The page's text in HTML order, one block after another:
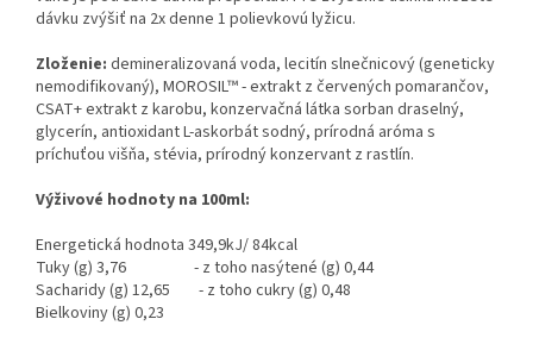
dávku zvýšiť na 2x denne 1 polievkovú lyžicu.
Zloženie: demineralizovaná voda, lecitín slnečnicový (geneticky
nemodifikovaný), MOROSIL™ - extrakt z červených pomarančov,
CSAT+ extrakt z karobu, konzervačná látka sorban draselný,
glycerín, antioxidant L-askorbát sodný, prírodná aróma s
príchuťou višňa, stévia, prírodný konzervant z rastlín.
Výživové hodnoty na 100ml:
Energetická hodnota 349,9kJ/ 84kcal
Tuky (g) 3,76 - z toho nasýtené (g) 0,44
Sacharidy (g) 12,65 - z toho cukry (g) 0,48
Bielkoviny (g) 0,23